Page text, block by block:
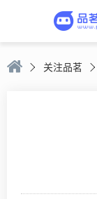
关注品茗